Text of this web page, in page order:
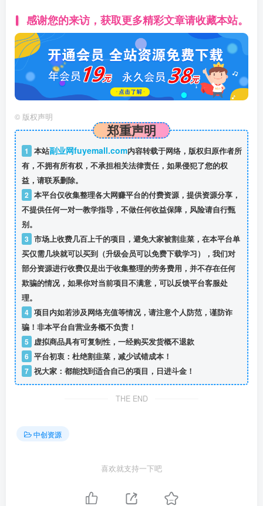
感谢您的来访，获取更多精彩文章请收藏本站。
© 版权声明
郑重声明
1 本站副业网fuyemall.com内容转载于网络，版权归原作者所
有，不拥有所有权，不承担相关法律责任，如果侵犯了您的权
益，请联系删除。
2 本平台仅收集整理各大网赚平台的付费资源，提供资源分享，
不提供任何一对一教学指导，不做任何收益保障，风险请自行甄
别。
3 市场上收费几百上千的项目，避免大家被割韭菜，在本平台单
买仅需几块就可以买到（升级会员可以免费下载学习），我们对
部分资源进行收费仅是出于收集整理的劳务费用，并不存在任何
欺骗的情况，如果你对当前项目不满意，可以反馈平台客服处
理。
4 项目内如若涉及网络充值等情况，请注意个人防范，谨防诈
骗！非本平台自营业务概不负责！
5
虚拟商品具有可复制性，一经购买发货概不退款
6 平台初衷：杜绝割韭菜，减少试错成本！
7 祝大家：都能找到适合自己的项目，日进斗金！
THE END
中创资源
喜欢就支持一下吧